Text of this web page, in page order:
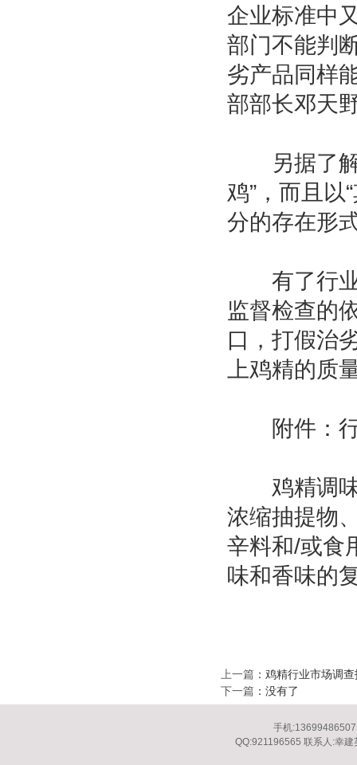
企业标准中
部门不能判
劣产品同样
部部长邓天
另据了解
鸡”，而且以
分的存在形
有了行业
监督检查的
口，打假治
上鸡精的质
附件：行
鸡精调味
浓缩抽提物
辛料和/或食
味和香味的
上一篇 ： 鸡精行业市场调查
下一篇 ：没有了
手机
QQ:921196565 联系人:幸